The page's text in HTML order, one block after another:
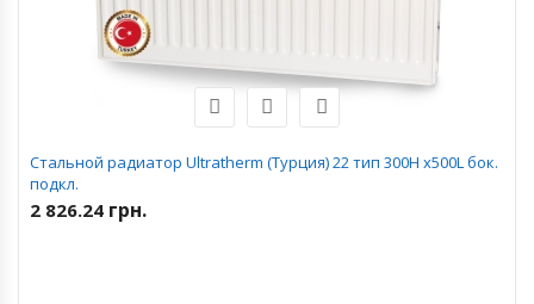
Стальной радиатор Ultratherm (Турция) 22 тип 300H x500L бок.
подкл.
2 826.24 грн.